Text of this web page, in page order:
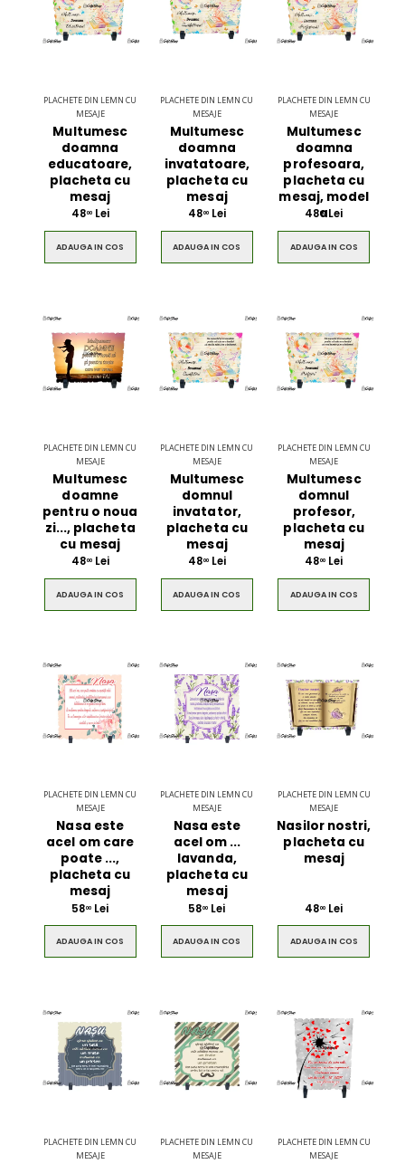
PLACHETE DIN LEMN CU
MESAJE
Multumesc
doamna
educatoare,
placheta cu
mesaj
4800Lei
ADAUGA IN COS
PLACHETE DIN LEMN CU
MESAJE
Multumesc
doamna
invatatoare,
placheta cu
mesaj
4800Lei
ADAUGA IN COS
PLACHETE DIN LEMN CU
MESAJE
Multumesc
doamna
profesoara,
placheta cu
mesaj, model
a
4800Lei
ADAUGA IN COS
PLACHETE DIN LEMN CU
MESAJE
Multumesc
doamne
pentru o noua
zi..., placheta
cu mesaj
4800Lei
ADAUGA IN COS
PLACHETE DIN LEMN CU
MESAJE
Multumesc
domnul
invatator,
placheta cu
mesaj
4800Lei
ADAUGA IN COS
PLACHETE DIN LEMN CU
MESAJE
Multumesc
domnul
profesor,
placheta cu
mesaj
4800 Lei
ADAUGA IN COS
PLACHETE DIN LEMN CU
MESAJE
Nasa este
acel om care
poate ...,
placheta cu
mesaj
5800 Lei
ADAUGA IN COS
PLACHETE DIN LEMN CU
MESAJE
Nasa este
acel om ...
lavanda,
placheta cu
mesaj
5800 Lei
ADAUGA IN COS
PLACHETE DIN LEMN CU
MESAJE
Nasilor nostri,
placheta cu
mesaj
4800 Lei
ADAUGA IN COS
PLACHETE DIN LEMN CU
MESAJE
PLACHETE DIN LEMN CU
MESAJE
PLACHETE DIN LEMN CU
MESAJE